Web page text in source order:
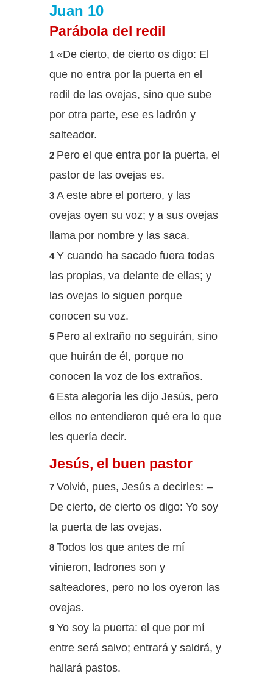
Juan 10
Parábola del redil
1 «De cierto, de cierto os digo: El
que no entra por la puerta en el
redil de las ovejas, sino que sube
por otra parte, ese es ladrón y
salteador.
2 Pero el que entra por la puerta, el
pastor de las ovejas es.
3 A este abre el portero, y las
ovejas oyen su voz; y a sus ovejas
llama por nombre y las saca.
4Y cuando ha sacado fuera todas
las propias, va delante de ellas; y
las ovejas lo siguen porque
conocen su voz.
5 Pero al extraño no seguirán, sino
que huirán de él, porque no
conocen la voz de los extraños.
6 Esta alegoría les dijo Jesús, pero
ellos no entendieron qué era lo que
les quería decir.
Jesús, el buen pastor
7 Volvió, pues, Jesús a decirles: –
De cierto, de cierto os digo: Yo soy
la puerta de las ovejas.
8 Todos los que antes de mí
vinieron, ladrones son y
salteadores, pero no los oyeron las
ovejas.
9 Yo soy la puerta: el que por mí
entre será salvo; entrará y saldrá, y
hallará pastos.